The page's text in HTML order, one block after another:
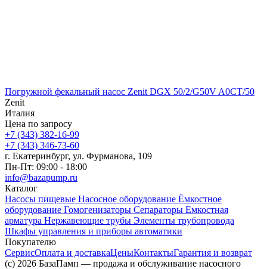
Погружной фекальный насос Zenit DGX 50/2/G50V A0CT/50
Zenit
Италия
Цена по запросу
+7 (343) 382-16-99
+7 (343) 346-73-‬60
г. Екатеринбург, ул. Фурманова, 109
Пн-Пт: 09:00 - 18:00
info@bazapump.ru
Каталог
Насосы пищевые Насосное оборудование Ёмкостное
оборудование Гомогенизаторы Сепараторы Емкостная
арматура Нержавеющие трубы Элементы трубопровода
Шкафы управления и приборы автоматики
Покупателю
СервисОплата и доставкаЦеныКонтактыГарантия и возврат
(c) 2026 БазаПамп — продажа и обслуживание насосного